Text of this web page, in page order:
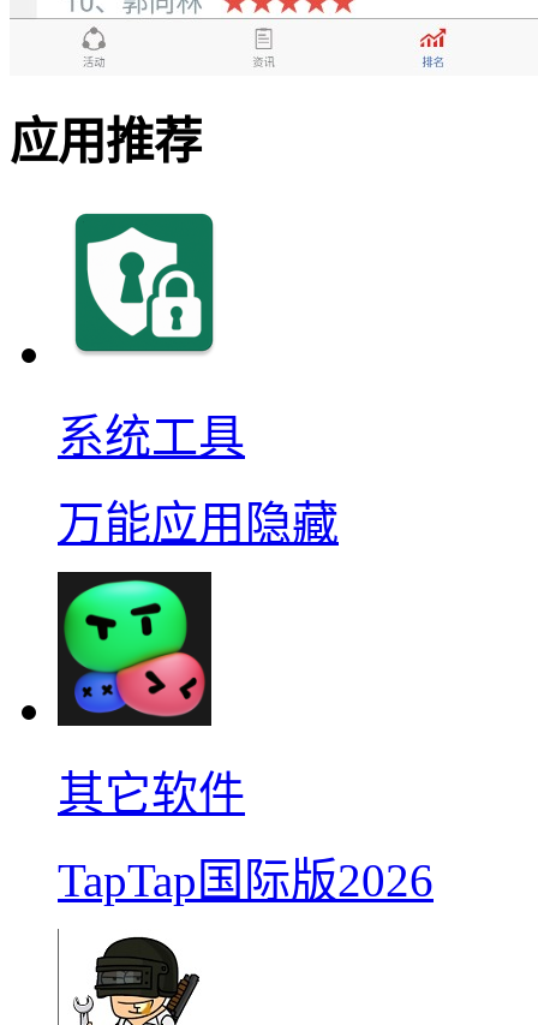
应用推荐
系统工具
万能应用隐藏
其它软件
TapTap国际版2026